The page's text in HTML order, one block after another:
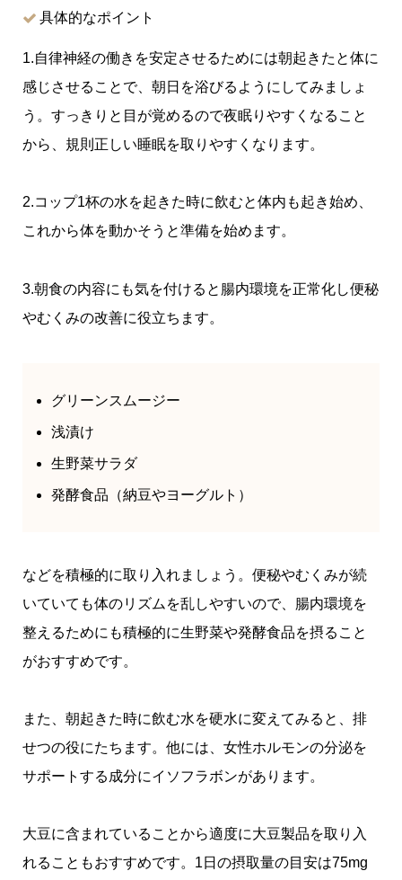
具体的なポイント
1.自律神経の働きを安定させるためには朝起きたと体に
感じさせることで、朝日を浴びるようにしてみましょ
う。すっきりと目が覚めるので夜眠りやすくなること
から、規則正しい睡眠を取りやすくなります。
2.コップ1杯の水を起きた時に飲むと体内も起き始め、
これから体を動かそうと準備を始めます。
3.朝食の内容にも気を付けると腸内環境を正常化し便秘
やむくみの改善に役立ちます。
グリーンスムージー
浅漬け
生野菜サラダ
発酵食品（納豆やヨーグルト）
などを積極的に取り入れましょう。便秘やむくみが続
いていても体のリズムを乱しやすいので、腸内環境を
整えるためにも積極的に生野菜や発酵食品を摂ること
がおすすめです。
また、朝起きた時に飲む水を硬水に変えてみると、排
せつの役にたちます。他には、女性ホルモンの分泌を
サポートする成分にイソフラボンがあります。
大豆に含まれていることから適度に大豆製品を取り入
れることもおすすめです。1日の摂取量の目安は75mg